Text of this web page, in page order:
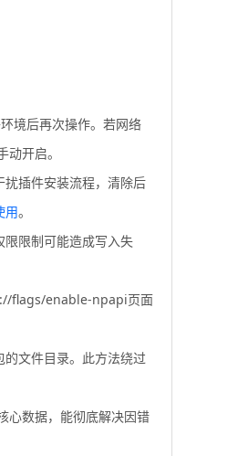
境后再次操作。若网络
开启。
扰插件安装流程，清除后
用。
限限制可能造成写入失
flags/enable-npapi页面
的文件目录。此方法绕过
心数据，能彻底解决因错